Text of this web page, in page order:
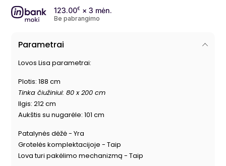
123.00€ × 3 mėn.
Be pabrangimo
Parametrai
Lovos Lisa parametrai:
Plotis: 188 cm
Tinka čiužiniui: 80 x 200 cm
Ilgis: 212 cm
Aukštis su nugarėle: 101 cm
Patalynės dėžė - Yra
Grotelės komplektacijoje - Taip
Lova turi pakėlimo mechanizmą - Taip